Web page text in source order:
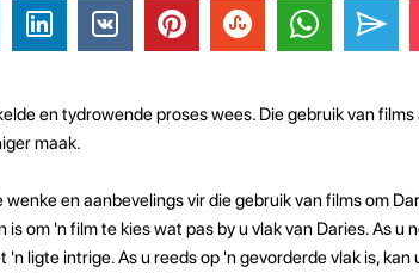
en tydrowende proses wees. Die gebruik van
maak.
wenke en aanbevelings vir die gebruik van films om
om 'n film te kies wat pas by u vlak van Daries. As u
ligte intrige. As u reeds op 'n gevorderde vlak is, kan